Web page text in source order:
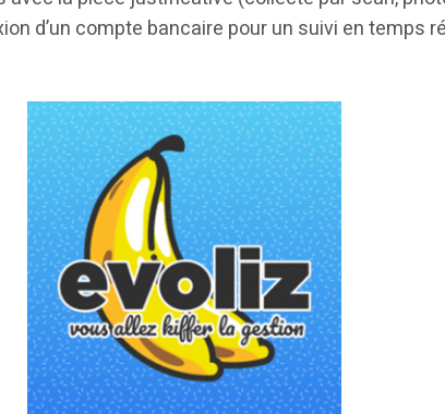
d’un compte bancaire pour un suivi en temps